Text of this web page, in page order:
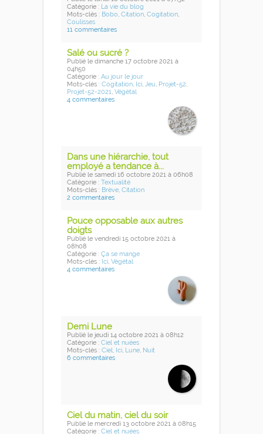
Catégorie : La vie du blog
Mots-clés : Bobo, Citation, Cogitation,
Coulisses
11 commentaires
Salé ou sucré ?
Publié le dimanche 17 octobre 2021 à
04h50
Catégorie : Au jour le jour
Mots-clés : Cogitation, Ici, Jeu, Projet-52,
Projet-52-2021, Végétal
4 commentaires
Dans une hiérarchie, tout
employé a tendance à...
Publié le samedi 16 octobre 2021 à 06h08
Catégorie : Textualité
Mots-clés : Brève, Citation
2 commentaires
Pouce opposable aux autres
doigts
Publié le vendredi 15 octobre 2021 à
08h08
Catégorie : Ça se mange
Mots-clés : Ici, Végétal
4 commentaires
Demi Lune
Publié le jeudi 14 octobre 2021 à 08h12
Catégorie : Ciel et nuées
Mots-clés : Ciel, Ici, Lune, Nuit
6 commentaires
Ciel du matin, ciel du soir
Publié le mercredi 13 octobre 2021 à 08h15
Catégorie : Ciel et nuées